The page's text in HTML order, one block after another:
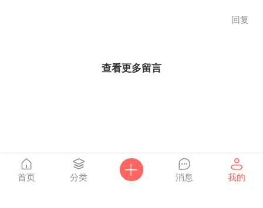
回复
查看更多留言
首页 分类 消息 我的